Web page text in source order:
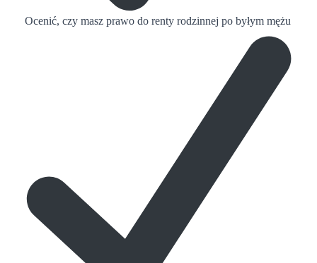
Ocenić, czy masz prawo do renty rodzinnej po byłym mężu